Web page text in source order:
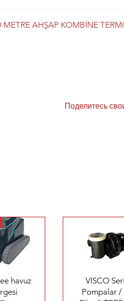
METRE AHŞAP KOMBİNE
Поделитесь
havuz
Быстрый
VISCO
Pompalar /